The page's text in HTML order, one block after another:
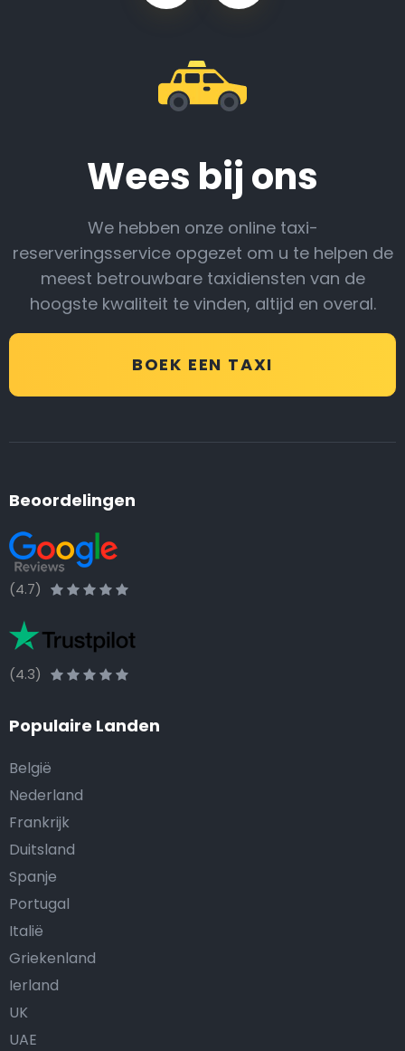
Wees bij ons
We hebben onze online taxi-
reserveringsservice opgezet om u te helpen de
meest betrouwbare taxidiensten van de
hoogste kwaliteit te vinden, altijd en overal.
BOEK EEN TAXI
Beoordelingen
(4.7)
(4.3)
Populaire Landen
België
Nederland
Frankrijk
Duitsland
Spanje
Portugal
Italië
Griekenland
Ierland
UK
UAE